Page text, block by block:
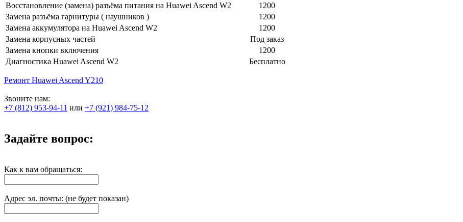
Восстановление (замена) разъёма питания на Huawei Ascend W2
1200
Замена разъёма гарнитуры ( наушников )
1200
Замена аккумулятора на Huawei Ascend W2
1200
Замена корпусных частей
Под заказ
Замена кнопки включения
1200
Диагностика Huawei Ascend W2
Бесплатно
Ремонт Huawei Ascend Y210
Звоните нам:
+7 (812) 953-94-11 или +7 (921) 984-75-12
Задайте вопрос:
Как к вам обращаться:
Адрес эл. почты: (не будет показан)